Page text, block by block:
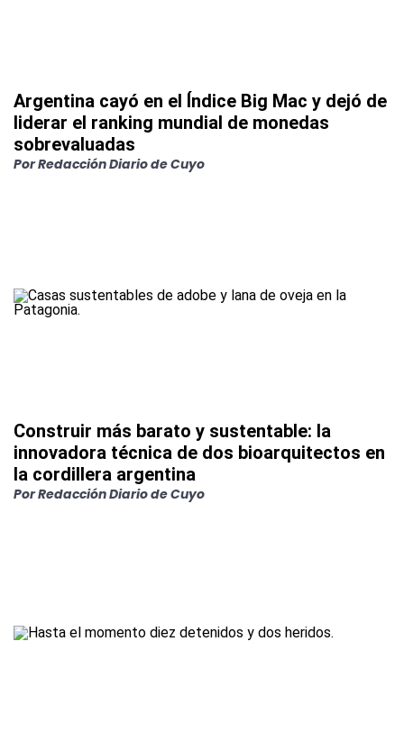
Argentina cayó en el Índice Big Mac y dejó de
liderar el ranking mundial de monedas
sobrevaluadas
PorRedacción Diario de Cuyo
Construir más barato y sustentable: la
innovadora técnica de dos bioarquitectos en
la cordillera argentina
PorRedacción Diario de Cuyo